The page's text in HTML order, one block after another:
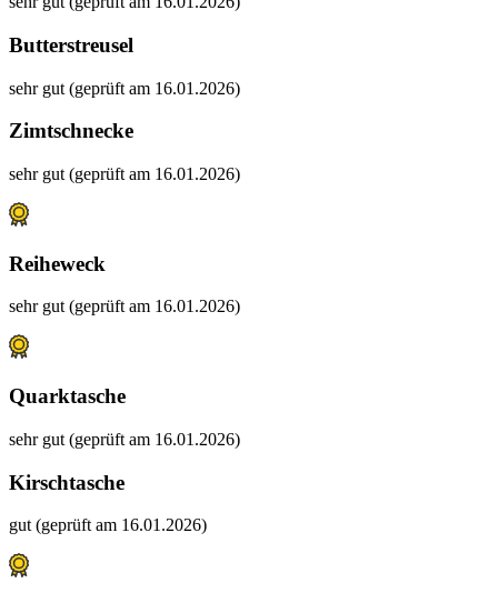
Butterstreusel
sehr gut (geprüft am 16.01.2026)
Zimtschnecke
sehr gut (geprüft am 16.01.2026)
Reiheweck
sehr gut (geprüft am 16.01.2026)
Quarktasche
sehr gut (geprüft am 16.01.2026)
Kirschtasche
gut (geprüft am 16.01.2026)